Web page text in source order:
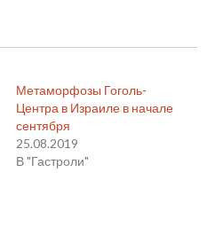
Метаморфозы Гоголь-
Центра в Израиле в начале
сентября
25.08.2019
В "Гастроли"